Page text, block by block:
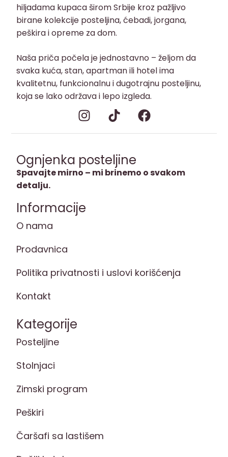
hiljadama kupaca širom Srbije kroz pažljivo
birane kolekcije posteljina, ćebadi, jorgana,
peškira i opreme za dom.
Naša priča počela je jednostavno – željom da
svaka kuća, stan, apartman ili hotel ima
kvalitetnu, funkcionalnu i dugotrajnu posteljinu,
koja se lako održava i lepo izgleda.
Ognjenka posteljine
Spavajte mirno – mi brinemo o svakom
detalju.
Informacije
O nama
Prodavnica
Politika privatnosti i uslovi korišćenja
Kontakt
Kategorije
Posteljine
Stolnjaci
Zimski program
Peškiri
Čaršafi sa lastišem